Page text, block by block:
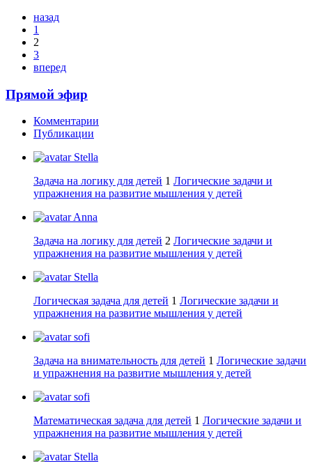
назад
1
2
3
вперед
Прямой эфир
Комментарии
Публикации
Stella
Задача на логику для детей 1 Логические задачи и
упражнения на развитие мышления у детей
Anna
Задача на логику для детей 2 Логические задачи и
упражнения на развитие мышления у детей
Stella
Логическая задача для детей 1 Логические задачи и
упражнения на развитие мышления у детей
sofi
Задача на внимательность для детей 1 Логические задачи
и упражнения на развитие мышления у детей
sofi
Математическая задача для детей 1 Логические задачи и
упражнения на развитие мышления у детей
Stella